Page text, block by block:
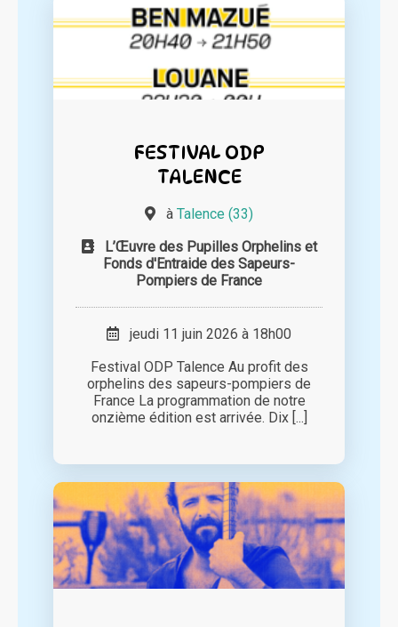
FESTIVAL ODP
TALENCE
à Talence (33)
L’Œuvre des Pupilles Orphelins et
Fonds d'Entraide des Sapeurs-
Pompiers de France
jeudi 11 juin 2026 à 18h00
Festival ODP Talence Au profit des
orphelins des sapeurs-pompiers de
France La programmation de notre
onzième édition est arrivée. Dix [...]